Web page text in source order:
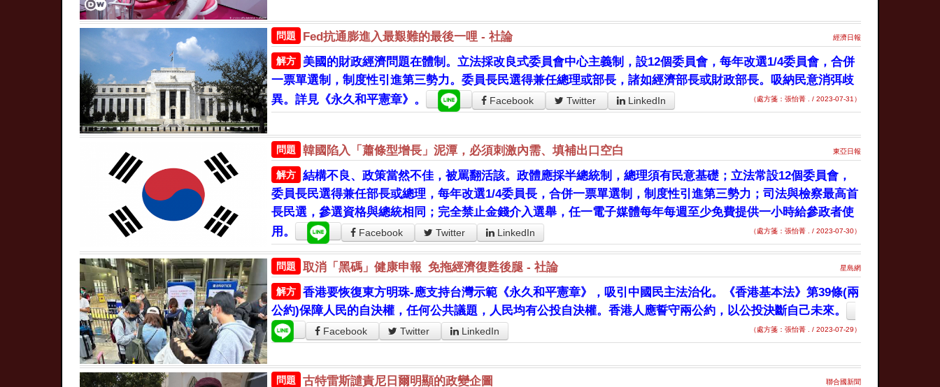
問題 Fed抗通膨進入最艱難的最後一哩 - 社論 經濟日報
解方
美國的財政經濟問題在體制。立法採改良式委員會中心主義制，設12個委員會，每年改選1/4委員會，合併
一票單選制，制度性引進第三勢力。委員長民選得兼任總理或部長，諸如經濟部長或財政部長。吸納民意消弭歧
異。詳見《永久和平憲章》。
Facebook Twitter LinkedIn （處方箋：張怡菁 . / 2023-07-31）
問題 韓國陷入「蕭條型增長」泥潭，必須刺激內需、填補出口空白 東亞日報
解方
結構不良、政策當然不佳，被罵翻活該。政體應採半總統制，總理須有民意基礎；立法常設12個委員會，
委員長民選得兼任部長或總理，每年改選1/4委員長，合併一票單選制，制度性引進第三勢力；司法與檢察最高首
長民選，參選資格與總統相同；完全禁止金錢介入選舉，任一電子媒體每年每週至少免費提供一小時給參政者使
用。
Facebook Twitter LinkedIn （處方箋：張怡菁 . / 2023-07-30）
問題 取消「黑碼」健康申報 免拖經濟復甦後腿 - 社論 星島網
解方
香港要恢復東方明珠-應支持台灣示範《永久和平憲章》，吸引中國民主法治化。《香港基本法》第39條(兩
公約)保障人民的自決權，任何公共議題，人民均有公投自決權。香港人應誓守兩公約，以公投決斷自己未來。
Facebook Twitter LinkedIn （處方箋：張怡菁 . / 2023-07-29）
問題 古特雷斯譴責尼日爾明顯的政變企圖 聯合國新聞